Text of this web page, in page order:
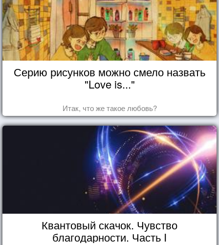
Серию рисунков можно смело назвать
"Love is..."
Итак, что же такое любовь?
Квантовый скачок. Чувство
благодарности. Часть I